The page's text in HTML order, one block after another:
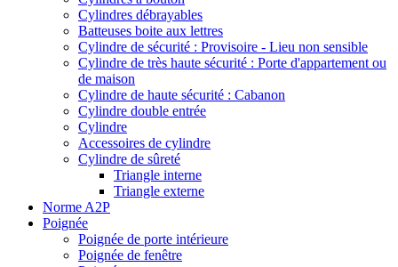
Cylindres débrayables
Batteuses boite aux lettres
Cylindre de sécurité : Provisoire - Lieu non sensible
Cylindre de très haute sécurité : Porte d'appartement ou
de maison
Cylindre de haute sécurité : Cabanon
Cylindre double entrée
Cylindre
Accessoires de cylindre
Cylindre de sûreté
Triangle interne
Triangle externe
Norme A2P
Poignée
Poignée de porte intérieure
Poignée de fenêtre